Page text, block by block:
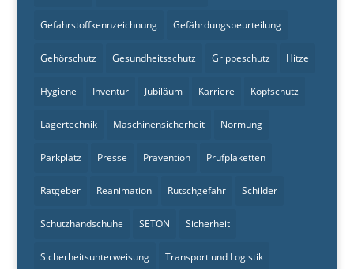
Gefahrstoffkennzeichnung Gefährdungsbeurteilung
Gehörschutz Gesundheitsschutz Grippeschutz Hitze
Hygiene Inventur Jubiläum Karriere Kopfschutz
Lagertechnik Maschinensicherheit Normung
Parkplatz Presse Prävention Prüfplaketten
Ratgeber Reanimation Rutschgefahr Schilder
Schutzhandschuhe SETON Sicherheit
Sicherheitsunterweisung Transport und Logistik